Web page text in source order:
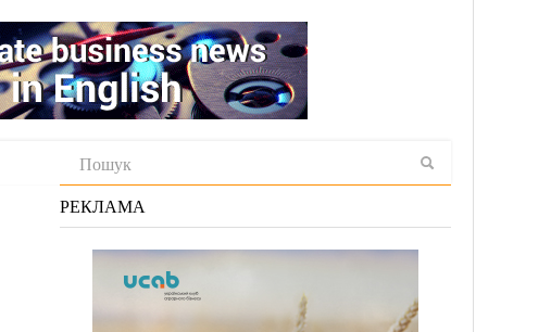
РЕКЛАМА